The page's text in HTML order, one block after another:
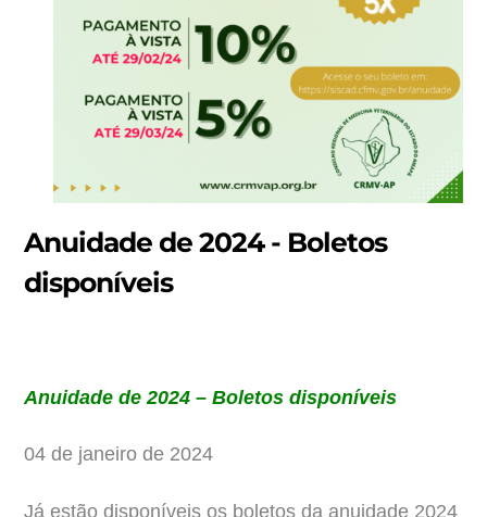
Anuidade de 2024 - Boletos
disponíveis
Anuidade de 2024 – Boletos disponíveis
04 de janeiro de 2024
Já estão disponíveis os boletos da anuidade 2024